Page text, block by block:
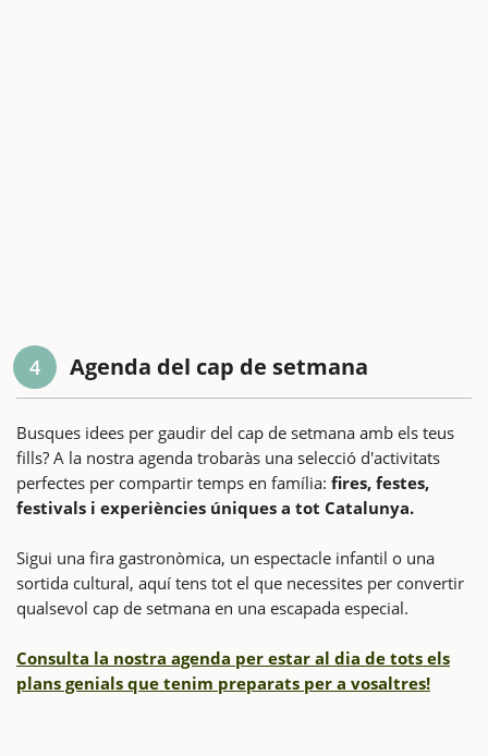
4 Agenda del cap de setmana
Busques idees per gaudir del cap de setmana amb els teus
fills? A la nostra agenda trobaràs una selecció d'activitats
perfectes per compartir temps en família: fires, festes,
festivals i experiències úniques a tot Catalunya.
Sigui una fira gastronòmica, un espectacle infantil o una
sortida cultural, aquí tens tot el que necessites per convertir
qualsevol cap de setmana en una escapada especial.
Consulta la nostra agenda per estar al dia de tots els
plans genials que tenim preparats per a vosaltres!